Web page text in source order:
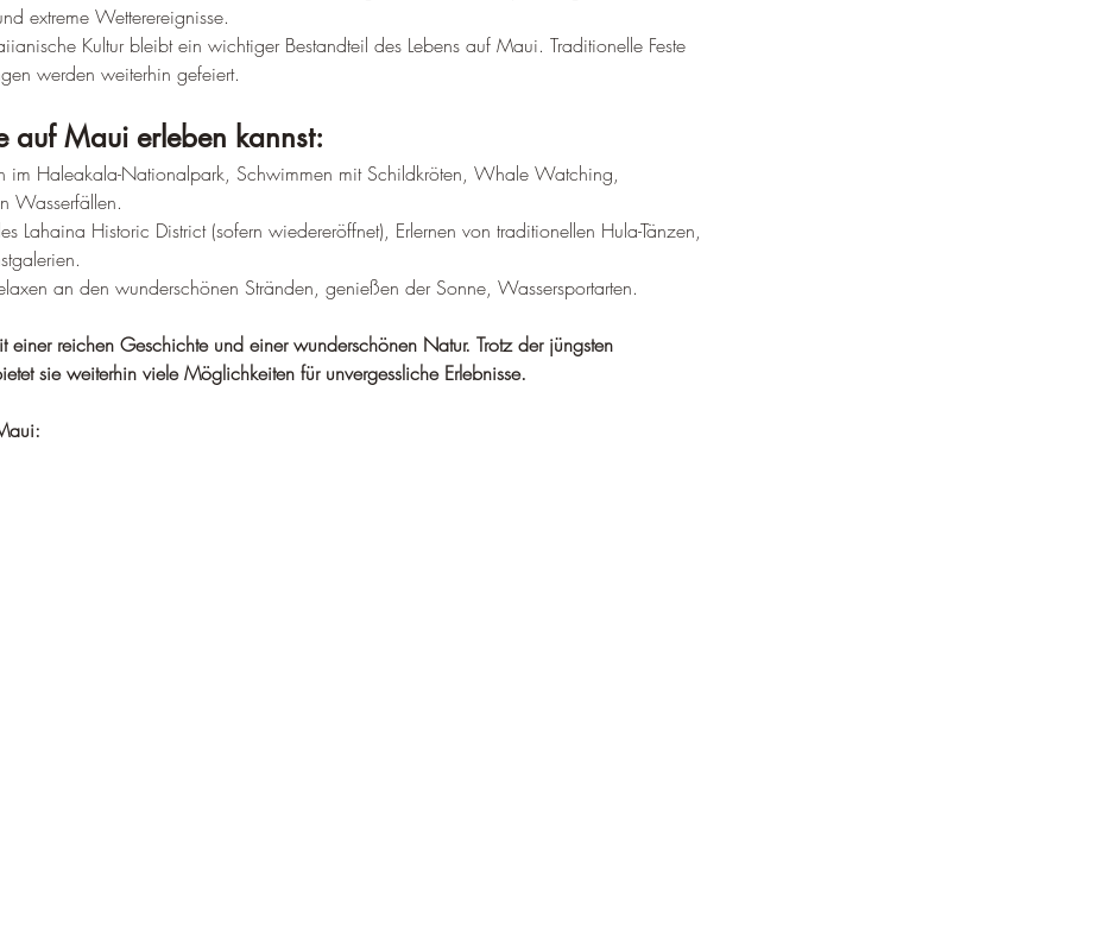
extreme Wetterereignisse.
Kultur bleibt ein wichtiger Bestandteil des Lebens auf Maui. Traditionelle Feste
werden weiterhin gefeiert.
auf Maui erleben kannst:
im Haleakala-Nationalpark, Schwimmen mit Schildkröten, Whale Watching,
Wasserfällen.
Lahaina Historic District (sofern wiedereröffnet), Erlernen von traditionellen Hula-Tänzen,
an den wunderschönen Stränden, genießen der Sonne, Wassersportarten.
einer reichen Geschichte und einer wunderschönen Natur. Trotz der jüngsten
sie weiterhin viele Möglichkeiten für unvergessliche Erlebnisse.